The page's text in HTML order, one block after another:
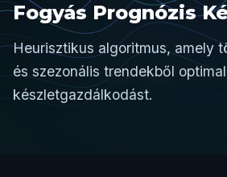
Fogyás Prognózis
Heurisztikus algoritmus, amely
és szezonális trendekből
készletgazdálkodást.